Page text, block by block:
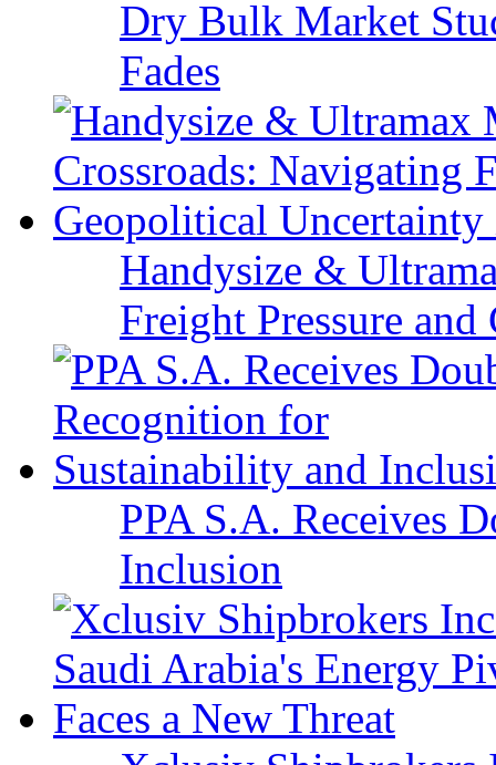
Dry Bulk Market
Fades
Handysize &
Freight Pressure
PPA S.A. Receives
Inclusion